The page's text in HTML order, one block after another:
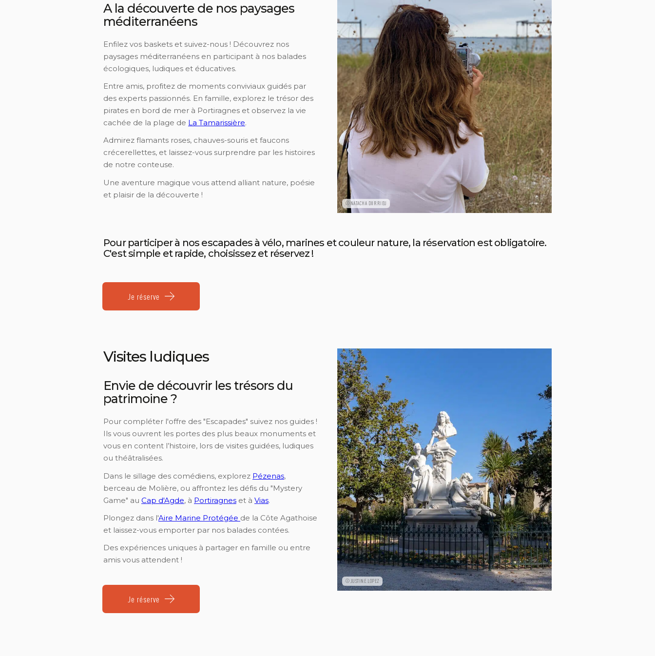
A la découverte de nos paysages
méditerranéens
Enfilez vos baskets et suivez-nous ! Découvrez nos
paysages méditerranéens en participant à nos balades
écologiques, ludiques et éducatives.
Entre amis, profitez de moments conviviaux guidés par
des experts passionnés. En famille, explorez le trésor des
pirates en bord de mer à Portiragnes et observez la vie
cachée de la plage de La Tamarissière.
Admirez flamants roses, chauves-souris et faucons
crécerellettes, et laissez-vous surprendre par les histoires
de notre conteuse.
Une aventure magique vous attend alliant nature, poésie
et plaisir de la découverte !
©NATACHA DURRIEU
Pour participer à nos escapades à vélo, marines et couleur nature, la réservation est obligatoire.
C'est simple et rapide, choisissez et réservez !
Je réserve
Visites ludiques
Envie de découvrir les trésors du
patrimoine ?
Pour compléter l'offre des "Escapades" suivez nos guides !
Ils vous ouvrent les portes des plus beaux monuments et
vous en content l’histoire, lors de visites guidées, ludiques
ou théâtralisées.
Dans le sillage des comédiens, explorez Pézenas,
berceau de Molière, ou affrontez les défis du "Mystery
Game" au Cap d'Agde, à Portiragnes et à Vias.
Plongez dans l'Aire Marine Protégée de la Côte Agathoise
et laissez-vous emporter par nos balades contées.
Des expériences uniques à partager en famille ou entre
amis vous attendent !
Je réserve
©JUSTINE LOPEZ